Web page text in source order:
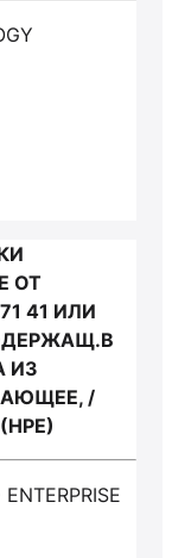
ОТ
41 ИЛИ
ИЗ
/